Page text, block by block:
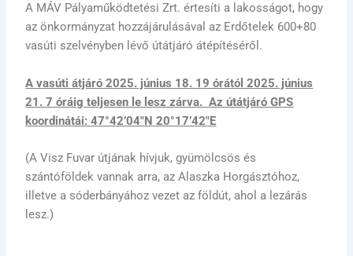
A MÁV Pályaműködtetési Zrt. értesíti a lakosságot, hogy
az önkormányzat hozzájárulásával az Erdőtelek 600+80
vasúti szelvényben lévő útátjáró átépítéséről.
A vasúti átjáró 2025. június 18. 19 órától 2025. június
21. 7 óráig teljesen le lesz zárva.Az útátjáró GPS
koordinátái: 47°42’04″N 20°17’42″E
(A Visz Fuvar útjának hívjuk, gyümölcsös és
szántóföldek vannak arra, az Alaszka Horgásztóhoz,
illetve a sóderbányához vezet az földút, ahol a lezárás
lesz.)